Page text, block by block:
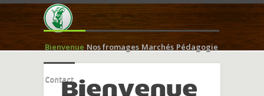
Bienvenue Nos fromages Marchés Pédagogie
ContactBienvenue